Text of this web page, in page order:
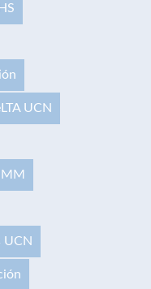
UCN
UCN